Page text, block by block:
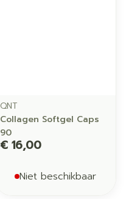
QNT
Collagen Softgel Caps
90
€ 16,00
Niet beschikbaar